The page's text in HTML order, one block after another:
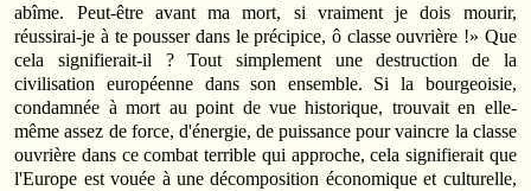
abîme. Peut-être avant ma mort, si vraiment je dois mourir,
réussirai-je à te pousser dans le précipice, ô classe ouvrière !» Que
cela signifierait-il ? Tout simplement une destruction de la
civilisation européenne dans son ensemble. Si la bourgeoisie,
condamnée à mort au point de vue historique, trouvait en elle-
même assez de force, d'énergie, de puissance pour vaincre la classe
ouvrière dans ce combat terrible qui approche, cela signifierait que
l'Europe est vouée à une décomposition économique et culturelle,